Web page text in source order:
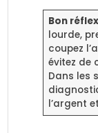
Bon
lourde,
coupez
évitez de
Dans les
l’argent